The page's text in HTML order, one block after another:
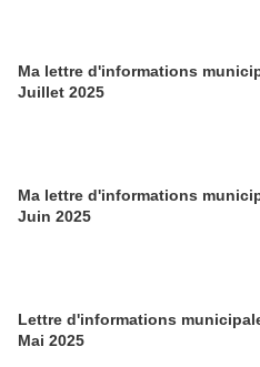
Ma lettre d'informations
Juillet 2025
Ma lettre d'informations
Juin 2025
Lettre d'informations
Mai 2025